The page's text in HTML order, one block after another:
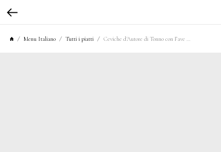
Menu Italiano Tutti i piatti